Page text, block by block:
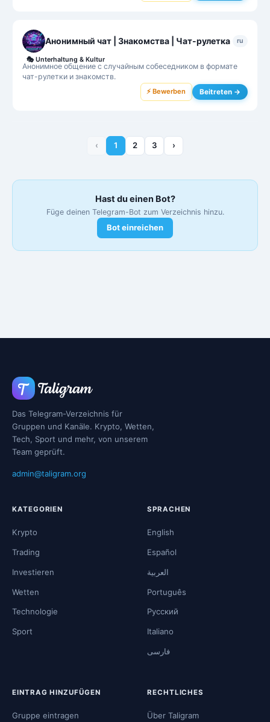
Анонимный чат | Знакомства | Чат-рулетка ru
Анонимное общение с случайным собеседником в формате
чат-рулетки и знакомств.
🎭 Unterhaltung & Kultur
⚡ Bewerben Beitreten →
‹ 1 2 3 ›
Hast du einen Bot?
Füge deinen Telegram-Bot zum Verzeichnis hinzu.
Bot einreichen
Das Telegram-Verzeichnis für
Gruppen und Kanäle. Krypto, Wetten,
Tech, Sport und mehr, von unserem
Team geprüft.
admin@taligram.org
KATEGORIEN
Krypto
Trading
Investieren
Wetten
Technologie
Sport
SPRACHEN
English
Español
العربية
Português
Русский
Italiano
فارسی
EINTRAG HINZUFÜGEN
Gruppe eintragen
RECHTLICHES
Über Taligram